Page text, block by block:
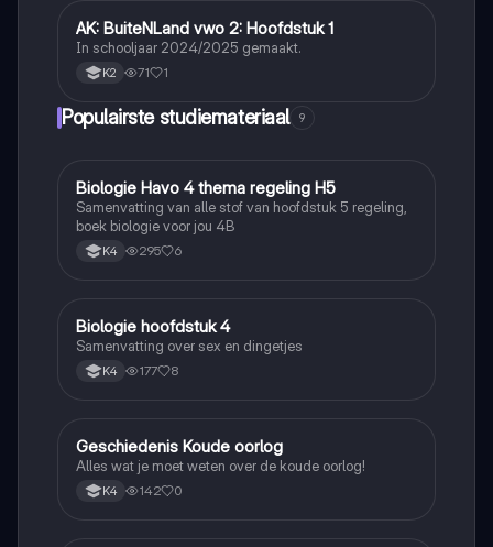
Aardrijkskunde
AK: BuiteNLand vwo 2: Hoofdstuk 1
In schooljaar 2024/2025 gemaakt.
K2 71 1
Populairste studiemateriaal 9
Biologie
Biologie Havo 4 thema regeling H5
Samenvatting van alle stof van hoofdstuk 5 regeling,
boek biologie voor jou 4B
K4 295 6
Biologie
Biologie hoofdstuk 4
Samenvatting over sex en dingetjes
K4 177 8
Geschiedenis
Geschiedenis Koude oorlog
Alles wat je moet weten over de koude oorlog!
K4 142 0